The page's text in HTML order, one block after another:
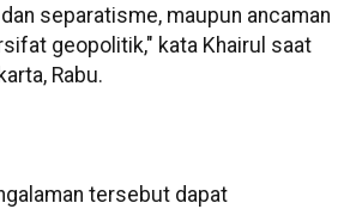
separatisme, maupun ancaman
geopolitik," kata Khairul saat
Rabu.
tersebut dapat